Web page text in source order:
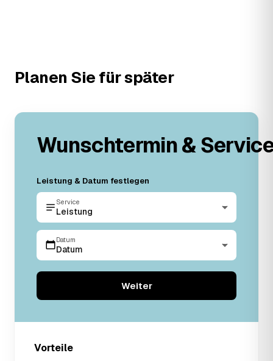
Planen Sie für später
Wunschtermin &
Leistung & Datum festlegen
Service
Leistung
Datum
Datum
Weiter
Vorteile